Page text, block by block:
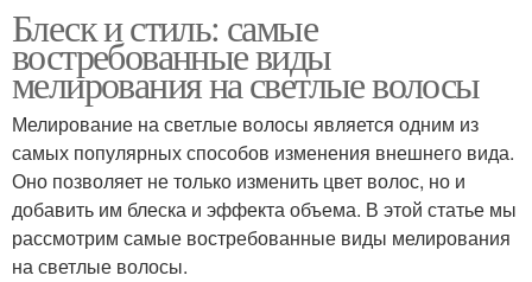
Блеск и стиль: самые
востребованные виды
мелирования на светлые волосы
Мелирование на светлые волосы является одним из
самых популярных способов изменения внешнего вида.
Оно позволяет не только изменить цвет волос, но и
добавить им блеска и эффекта объема. В этой статье мы
рассмотрим самые востребованные виды мелирования
на светлые волосы.